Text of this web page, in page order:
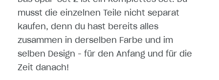
musst die einzelnen Teile nicht separat
kaufen, denn du hast bereits alles
zusammen in derselben Farbe und im
selben Design - für den Anfang und für die
Zeit danach!